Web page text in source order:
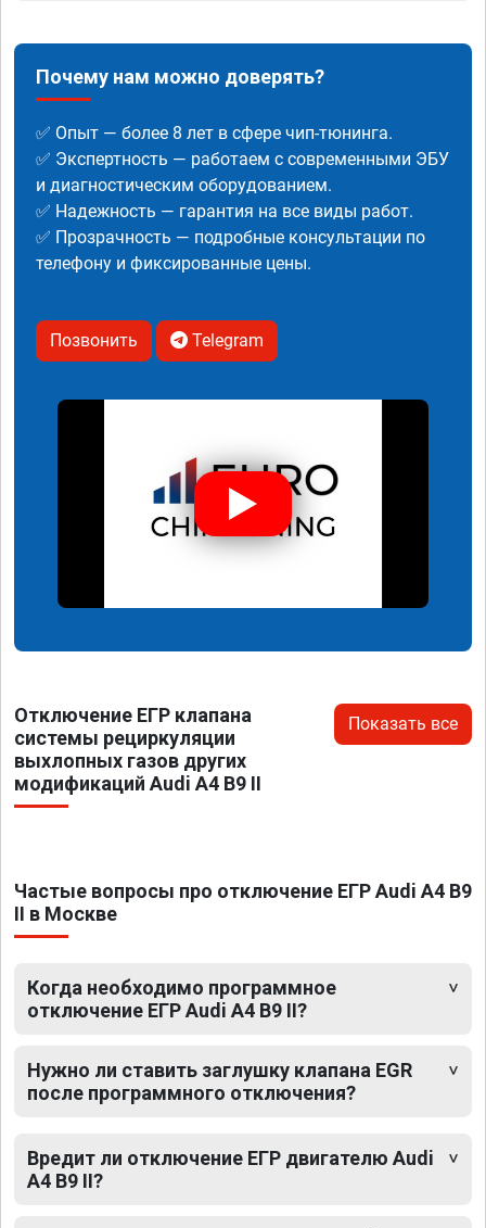
Почему нам можно доверять?
✅ Опыт — более 8 лет в сфере чип-тюнинга.
✅ Экспертность — работаем с современными ЭБУ
и диагностическим оборудованием.
✅ Надежность — гарантия на все виды работ.
✅ Прозрачность — подробные консультации по
телефону и фиксированные цены.
Позвонить Telegram
Отключение ЕГР клапана
системы рециркуляции
выхлопных газов других
модификаций Audi A4 B9 II
Показать все
Частые вопросы про отключение ЕГР Audi A4 B9
II в Москве
Когда необходимо программное
отключение ЕГР Audi A4 B9 II?
Нужно ли ставить заглушку клапана EGR
после программного отключения?
Вредит ли отключение ЕГР двигателю Audi
A4 B9 II?